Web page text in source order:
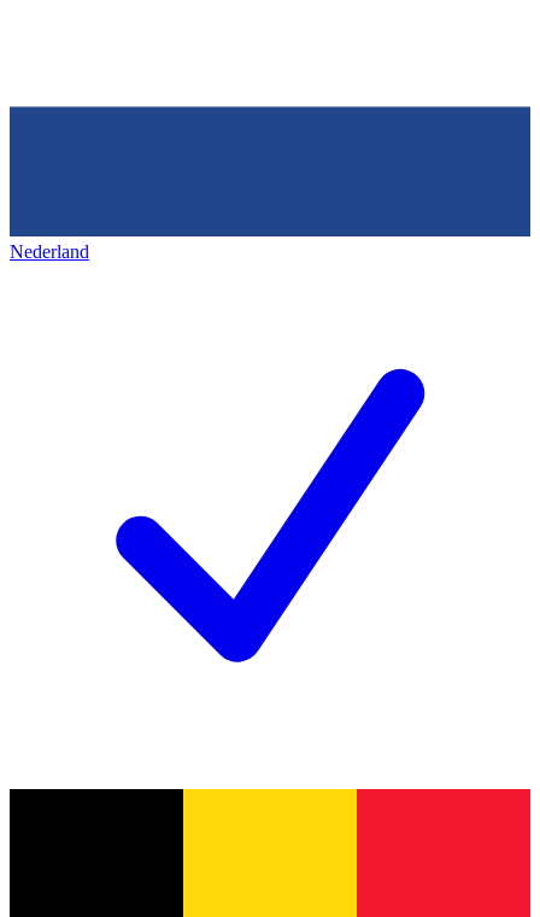
Nederland